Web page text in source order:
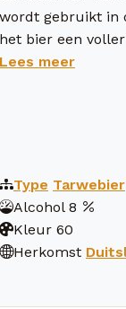
wordt gebruikt in
het bier een
Lees meer
Type Tarwebier
Alcohol 8
Kleur 60
Herkomst